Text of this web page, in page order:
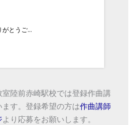
とうご...
室陸前赤崎駅校では登録作曲講
す。登録希望の方は作曲講師
より応募をお願いします。